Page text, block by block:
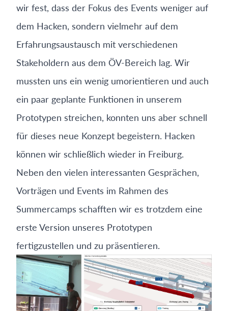
wir fest, dass der Fokus des Events weniger auf
dem Hacken, sondern vielmehr auf dem
Erfahrungsaustausch mit verschiedenen
Stakeholdern aus dem ÖV-Bereich lag. Wir
mussten uns ein wenig umorientieren und auch
ein paar geplante Funktionen in unserem
Prototypen streichen, konnten uns aber schnell
für dieses neue Konzept begeistern. Hacken
können wir schließlich wieder in Freiburg.
Neben den vielen interessanten Gesprächen,
Vorträgen und Events im Rahmen des
Summercamps schafften wir es trotzdem eine
erste Version unseres Prototypen
fertigzustellen und zu präsentieren.